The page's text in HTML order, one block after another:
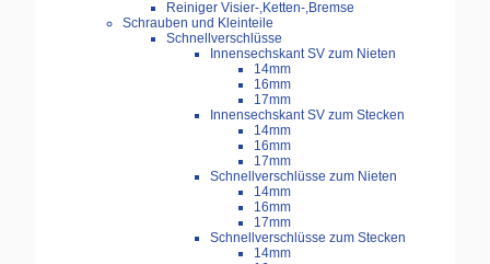
Reiniger Visier-,Ketten-,Bremse
Schrauben und Kleinteile
Schnellverschlüsse
Innensechskant SV zum Nieten
14mm
16mm
17mm
Innensechskant SV zum Stecken
14mm
16mm
17mm
Schnellverschlüsse zum Nieten
14mm
16mm
17mm
Schnellverschlüsse zum Stecken
14mm